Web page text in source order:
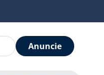
Anuncie